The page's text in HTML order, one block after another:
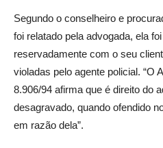
Segundo o conselheiro e
foi relatado pela advogada, ela
reservadamente com o seu
violadas pelo agente policial. “O
8.906/94 afirma que é direito do
desagravado, quando ofendido
em razão dela”.